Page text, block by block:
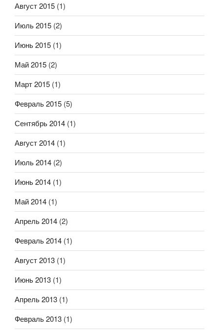
Август 2015 (1)
Июль 2015 (2)
Июнь 2015 (1)
Май 2015 (2)
Март 2015 (1)
Февраль 2015 (5)
Сентябрь 2014 (1)
Август 2014 (1)
Июль 2014 (2)
Июнь 2014 (1)
Май 2014 (1)
Апрель 2014 (2)
Февраль 2014 (1)
Август 2013 (1)
Июнь 2013 (1)
Апрель 2013 (1)
Февраль 2013 (1)